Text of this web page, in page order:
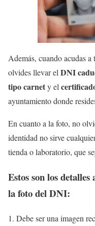
Además, cuando acudas
olvides llevar elDNI
tipo carnety el
ayuntamiento donde
En cuanto a la foto, no
identidad no sirve
tienda o laboratorio, que
Estos son los
la foto del DNI:
Debe ser una imagen